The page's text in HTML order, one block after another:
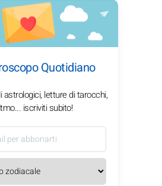
Quotidiano
astrologici, letture di tarocchi,
iscriviti subito!